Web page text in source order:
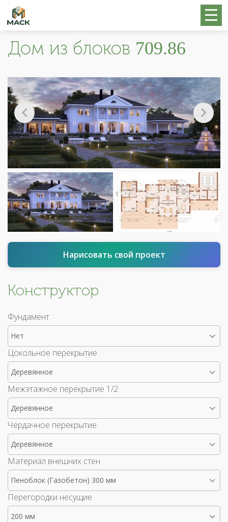
Дом из блоков 709.86
Нарисовать свой проект
Конструктор
Фундамент
Нет
Цокольное перекрытие
Деревянное
Межэтажное перекрытие 1/2
Деревянное
Чердачное перекрытие
Деревянное
Материал внешних стен
Пеноблок (Газобетон) 300 мм
Перегородки несущие
200 мм